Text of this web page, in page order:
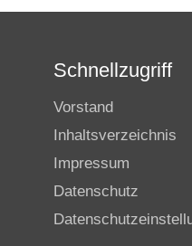
Schnellzugriff
Vorstand
Inhaltsverzeichnis
Impressum
Datenschutz